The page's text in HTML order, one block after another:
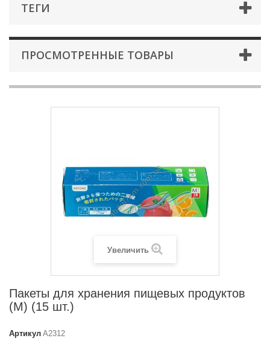
ТЕГИ
ПРОСМОТРЕННЫЕ ТОВАРЫ
Увеличить
Пакеты для хранения пищевых продуктов
(M) (15 шт.)
Артикул A2312